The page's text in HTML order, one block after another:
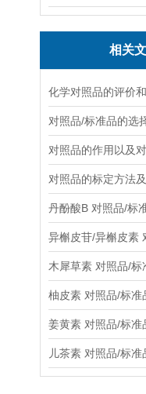
相关
化学对照品的评价
对照品的标定方法